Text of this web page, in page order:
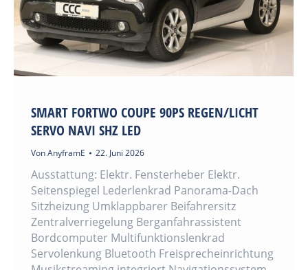
SMART FORTWO COUPE 90PS REGEN/LICHT
SERVO NAVI SHZ LED
VonAnyframE 22. Juni 2026
Ausstattung: Elektr. Fensterheber Elektr.
Seitenspiegel Lederlenkrad Panorama-Dach
Sitzheizung Umklappbarer Beifahrersitz
Zentralverriegelung Berganfahrassistent
Bordcomputer Multifunktionslenkrad
Servolenkung Bluetooth Freisprecheinrichtung